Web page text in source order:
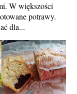
W większości
potrawy.
dla...